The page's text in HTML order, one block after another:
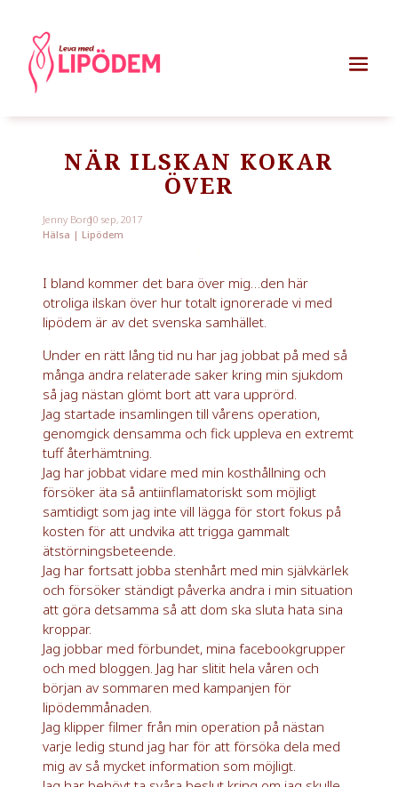
NÄR ILSKAN KOKAR
ÖVER
Jenny Borg10 sep, 2017
Hälsa | Lipödem
I bland kommer det bara över mig…den här
otroliga ilskan över hur totalt ignorerade vi med
lipödem är av det svenska samhället.
Under en rätt lång tid nu har jag jobbat på med så
många andra relaterade saker kring min sjukdom
så jag nästan glömt bort att vara upprörd.
Jag startade insamlingen till vårens operation,
genomgick densamma och fick uppleva en extremt
tuff återhämtning.
Jag har jobbat vidare med min kosthållning och
försöker äta så antiinflamatoriskt som möjligt
samtidigt som jag inte vill lägga för stort fokus på
kosten för att undvika att trigga gammalt
ätstörningsbeteende.
Jag har fortsatt jobba stenhårt med min självkärlek
och försöker ständigt påverka andra i min situation
att göra detsamma så att dom ska sluta hata sina
kroppar.
Jag jobbar med förbundet, mina facebookgrupper
och med bloggen. Jag har slitit hela våren och
början av sommaren med kampanjen för
lipödemmånaden.
Jag klipper filmer från min operation på nästan
varje ledig stund jag har för att försöka dela med
mig av så mycket information som möjligt.